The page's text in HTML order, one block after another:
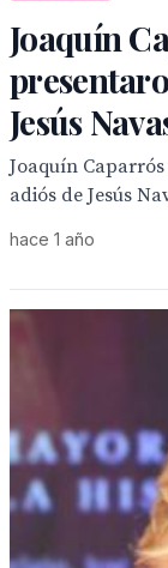
Joaquín
Jesús
Joaquín
adiós de Jesús
hace 1 año